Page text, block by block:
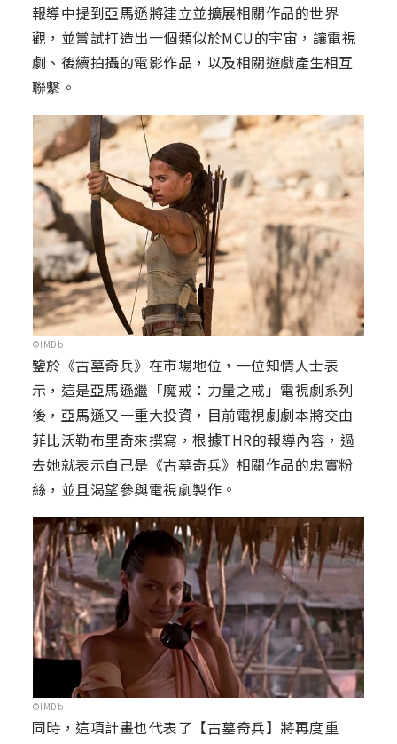
報導中提到亞馬遜將建立並擴展相關作品的世界
觀，並嘗試打造出一個類似於MCU的宇宙，讓電視
劇、後續拍攝的電影作品，以及相關遊戲產生相互
聯繫。
©IMDb
鑒於《古墓奇兵》在市場地位，一位知情人士表
示，這是亞馬遜繼「魔戒：力量之戒」電視劇系列
後，亞馬遜又一重大投資，目前電視劇劇本將交由
菲比沃勒布里奇來撰寫，根據THR的報導內容，過
去她就表示自己是《古墓奇兵》相關作品的忠實粉
絲，並且渴望參與電視劇製作。
©IMDb
同時，這項計畫也代表了【古墓奇兵】將再度重